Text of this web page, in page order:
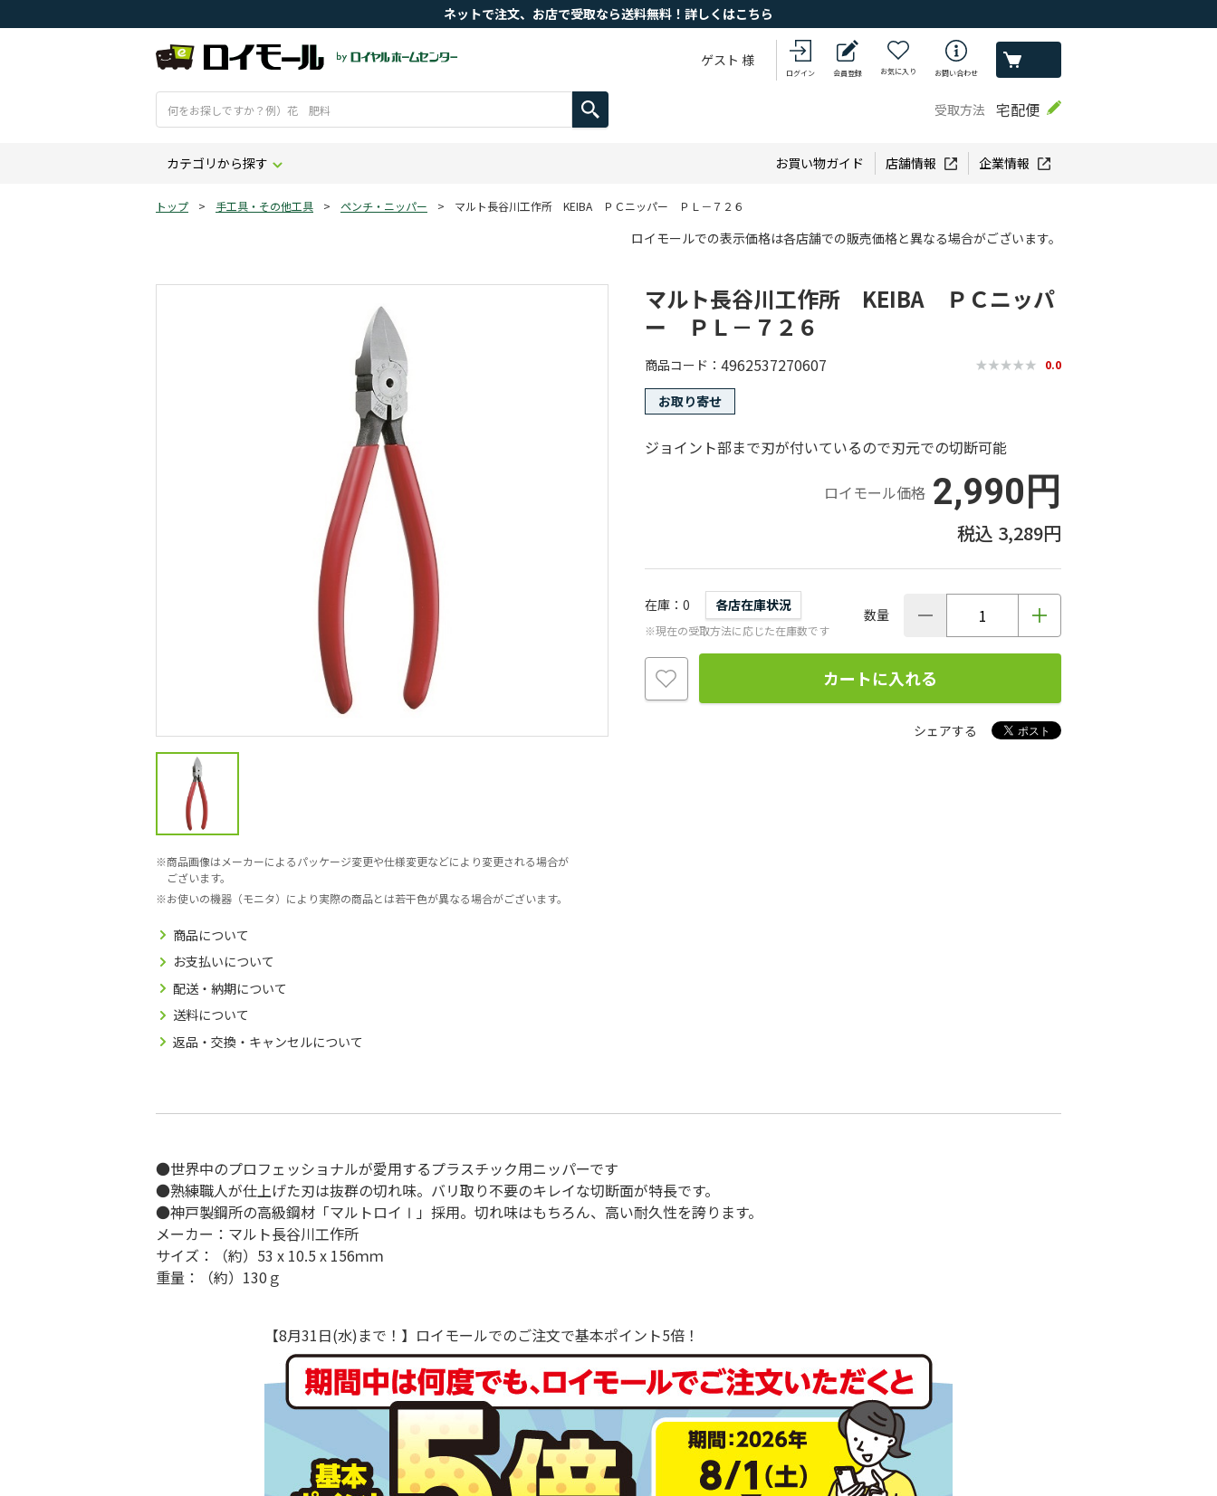
ネットで注文、お店で受取なら送料無料！詳しくはこちら
ゲスト 様
ログイン 会員登録 お気に入り お問い合わせ
受取方法 宅配便
カテゴリから探す お買い物ガイド 店舗情報 企業情報
トップ > 手工具・その他工具 > ペンチ・ニッパー > マルト長谷川工作所 KEIBA ＰＣニッパー ＰＬ－７２６
ロイモールでの表示価格は各店舗での販売価格と異なる場合がございます。
商品画像はメーカーによるパッケージ変更や仕様変更などにより変更される場合が
ございます。
お使いの機器（モニタ）により実際の商品とは若干色が異なる場合がございます。
商品について
お支払いについて
配送・納期について
送料について
返品・交換・キャンセルについて
マルト長谷川工作所 KEIBA ＰＣニッパ
ー ＰＬ－７２６
商品コード 4962537270607 0.0
お取り寄せ
ジョイント部まで刃が付いているので刃元での切断可能
ロイモール価格 2,990円
3,289円
在庫 0 各店在庫状況
※現在の受取方法に応じた在庫数です
数量
カートに入れる
シェアする
●世界中のプロフェッショナルが愛用するプラスチック用ニッパーです
●熟練職人が仕上げた刃は抜群の切れ味。バリ取り不要のキレイな切断面が特長です。
●神戸製鋼所の高級鋼材「マルトロイⅠ」採用。切れ味はもちろん、高い耐久性を誇ります。
メーカー：マルト長谷川工作所
サイズ：（約）53 x 10.5 x 156ｍｍ
重量：（約）130ｇ
【8月31日(水)まで！】ロイモールでのご注文で基本ポイント5倍！